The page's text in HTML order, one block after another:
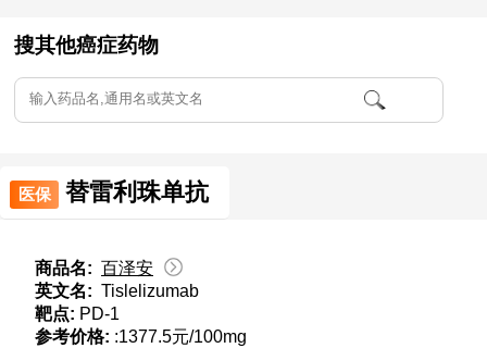
搜其他癌症药物
医保 替雷利珠单抗
商品名: 百泽安
英文名: Tislelizumab
靶点: PD-1
参考价格: :1377.5元/100mg